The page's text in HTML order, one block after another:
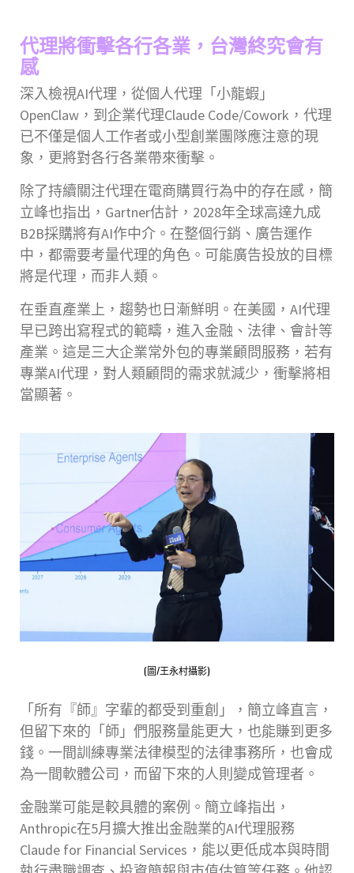
代理將衝擊各行各業，台灣終究會有
感
深入檢視AI代理，從個人代理「小龍蝦」
OpenClaw，到企業代理Claude Code/Cowork，代理
已不僅是個人工作者或小型創業團隊應注意的現
象，更將對各行各業帶來衝擊。
除了持續關注代理在電商購買行為中的存在感，簡
立峰也指出，Gartner估計，2028年全球高達九成
B2B採購將有AI作中介。在整個行銷、廣告運作
中，都需要考量代理的角色。可能廣告投放的目標
將是代理，而非人類。
在垂直產業上，趨勢也日漸鮮明。在美國，AI代理
早已跨出寫程式的範疇，進入金融、法律、會計等
產業。這是三大企業常外包的專業顧問服務，若有
專業AI代理，對人類顧問的需求就減少，衝擊將相
當顯著。
(圖/王永村攝影)
「所有『師』字輩的都受到重創」，簡立峰直言，
但留下來的「師」們服務量能更大，也能賺到更多
錢。一間訓練專業法律模型的法律事務所，也會成
為一間軟體公司，而留下來的人則變成管理者。
金融業可能是較具體的案例。簡立峰指出，
Anthropic在5月擴大推出金融業的AI代理服務
Claude for Financial Services，能以更低成本與時間